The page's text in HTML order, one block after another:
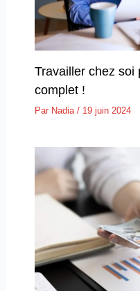
Travailler chez soi
complet !
Par Nadia / 19 juin 2024